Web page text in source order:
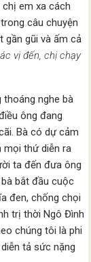
em xa cách
câu chuyện
gần gũi và ấm cả
vị đến, chị chạy
thoáng nghe bà
ông đang
Bà có dự cảm
mọi thứ diễn ra
ta đến đưa ông
bắt đầu cuộc
đen, chống chọi
trị thời Ngô Đình
chúng tôi là phi
tả sức nặng